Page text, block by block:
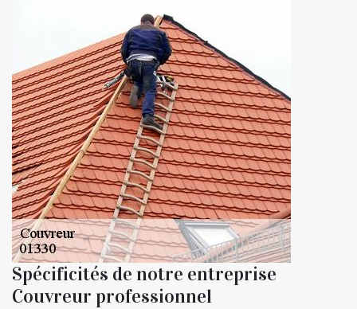
Spécificités de notre entreprise
Couvreur professionnel